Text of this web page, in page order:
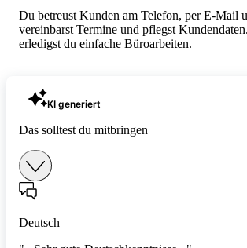
Du betreust Kunden am Telefon, per E-Mail
vereinbarst Termine und pflegst
erledigst du einfache Büroarbeiten.
KI generiert
Das solltest du mitbringen
Deutsch